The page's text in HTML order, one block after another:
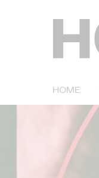
HOME